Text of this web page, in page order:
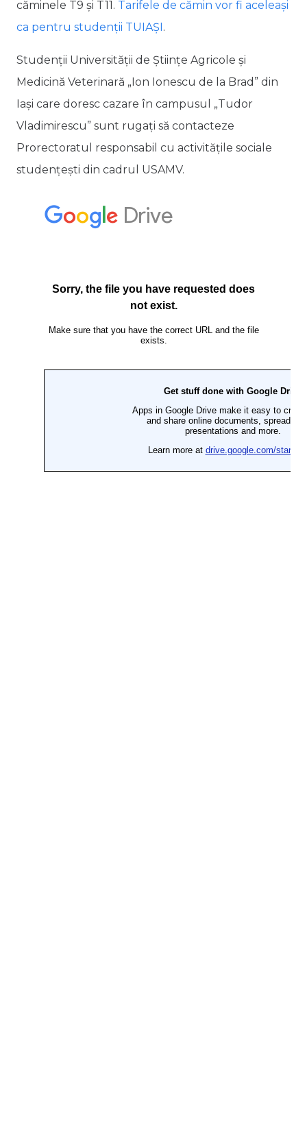
căminele T9 și T11. Tarifele de cămin vor fi aceleași
ca pentru studenții TUIAȘI.
Studenții Universității de Științe Agricole și
Medicină Veterinară „Ion Ionescu de la Brad” din
Iași care doresc cazare în campusul „Tudor
Vladimirescu” sunt rugați să contacteze
Prorectoratul responsabil cu activitățile sociale
studențești din cadrul USAMV.